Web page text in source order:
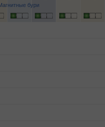
бури